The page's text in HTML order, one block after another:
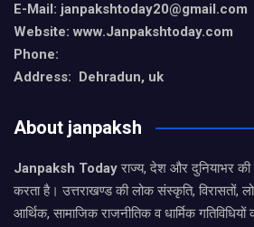
E-Mail: janpakshtoday20@gmail.com
Website: www.Janpakshtoday.com
Phone:
Address: Dehradun, uk
About janpaksh
Janpaksh Todayराज्य, देश और दुनियाभर की
करता है। उत्तराखण्ड की लोक संस्कृति, विरासतों,
आर्थिक, सामाजिक राजनीतिक व धार्मिक